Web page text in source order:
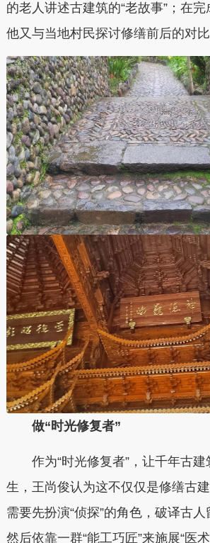
的老人讲述古建筑的“老故事”；在完
他又与当地村民探讨修缮前后的对比
做“时光修复者”
作为“时光修复者”，让千年古
生，王尚俊认为这不仅仅是修缮古
需要先扮演“侦探”的角色，破译古人
然后依靠一群“能工巧匠”来施展“医术